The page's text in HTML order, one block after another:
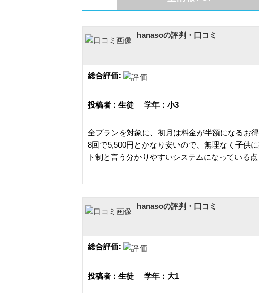
hanasoの評判・口コミ
総合評価:
投稿者：生徒 学年：小3
全プランを対象に、初月は料金が半額になるお
8回で5,500円とかなり安いので、無理なく子供
ト制と言う分かりやすいシステムになっている
hanasoの評判・口コミ
総合評価:
投稿者：生徒 学年：大1